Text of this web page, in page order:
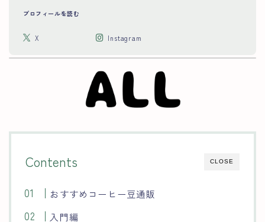
プロフィールを読む
X Instagram
CLOSE
Contents
おすすめコーヒー豆通販
入門編